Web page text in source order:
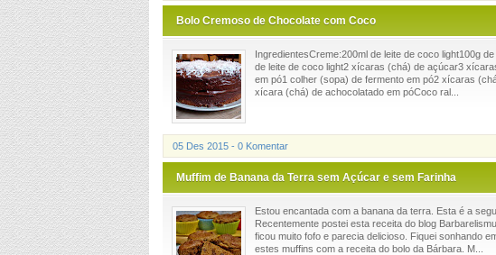
Bolo Cremoso de Chocolate com Coco
IngredientesCreme:200ml de leite de coco light100g
de leite de coco light2 xícaras (chá) de açúcar3
em pó1 colher (sopa) de fermento em pó2 xícaras
xícara (chá) de achocolatado em póCoco ral...
05 Des 2015 - 0 Komentar
Muffim de Banana da Terra sem Açúcar e sem Farinha
Estou encantada com a banana da terra. Esta é a
Recentemente postei esta receita do blog
ficou muito fofo e parecia delicioso. Fiquei sonhando
estes muffins com a receita do bolo da Bárbara. M...